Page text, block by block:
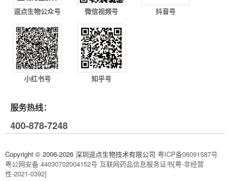
逗点生物公众号 微信视频号 抖音号
小红书号 知乎号
服务热线：
400-878-7248
Copyright © 2006-2026 深圳逗点生物技术有限公司 粤ICP备06091587号
粤公网安备 44030702004152号 互联网药品信息服务证书[粤-非经营
性-2021-0392]